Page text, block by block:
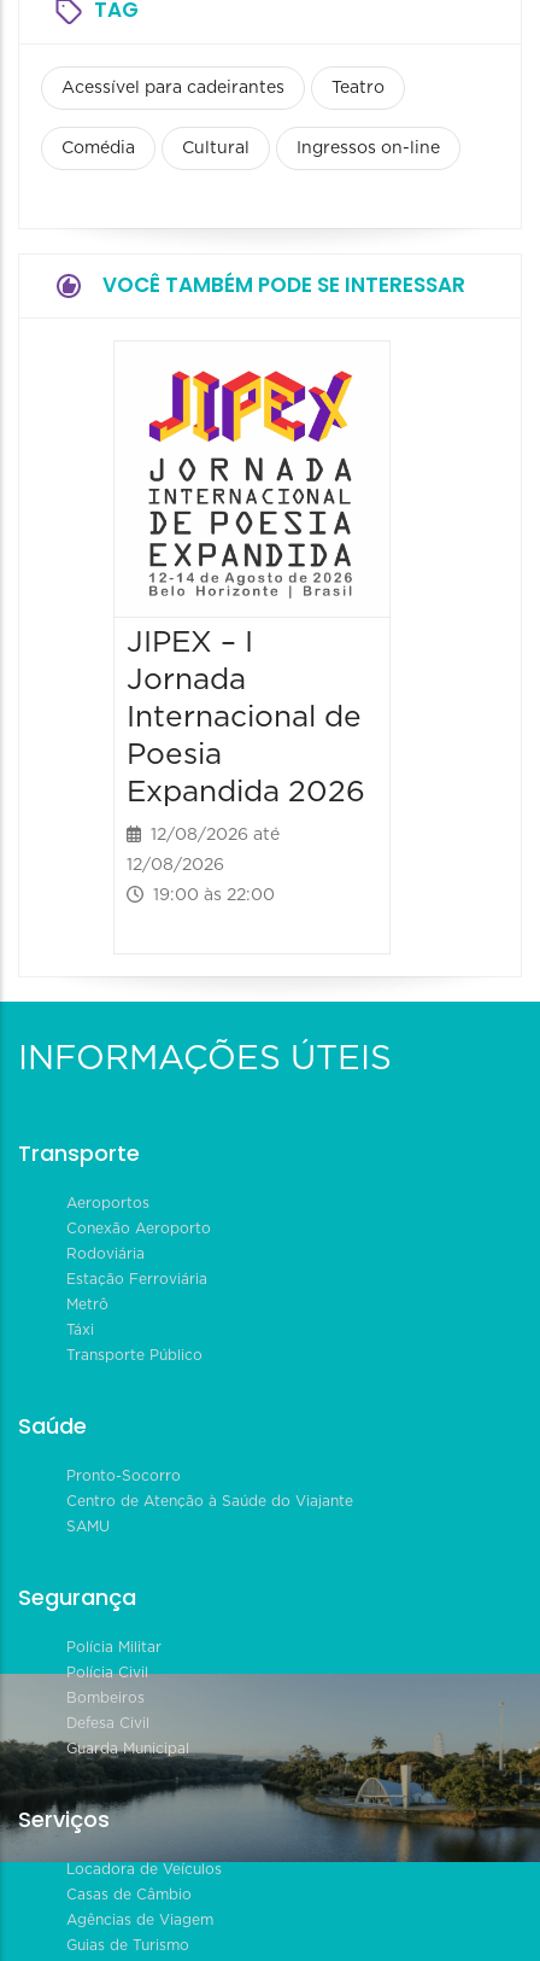
TAG
Acessível para cadeirantes Teatro
Comédia Cultural Ingressos on-line
VOCÊ TAMBÉM PODE SE INTERESSAR
JIPEX – I
Jornada
Internacional de
Poesia
Expandida 2026
12/08/2026 até
12/08/2026
19:00 às 22:00
INFORMAÇÕES ÚTEIS
Transporte
Aeroportos
Conexão Aeroporto
Rodoviária
Estação Ferroviária
Metrô
Táxi
Transporte Público
Saúde
Pronto-Socorro
Centro de Atenção à Saúde do Viajante
SAMU
Segurança
Polícia Militar
Polícia Civil
Bombeiros
Defesa Civil
Guarda Municipal
Serviços
Locadora de Veículos
Casas de Câmbio
Agências de Viagem
Guias de Turismo